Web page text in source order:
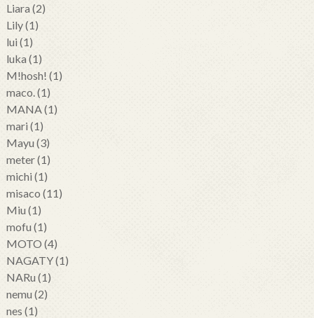
Liara(2)
Lily(1)
lui (1)
luka (1)
M!hosh! (1)
maco. (1)
MANA (1)
mari (1)
Mayu(3)
meter(1)
michi(1)
misaco (11)
Miu (1)
mofu(1)
MOTO (4)
NAGATY(1)
NARu (1)
nemu(2)
nes (1)